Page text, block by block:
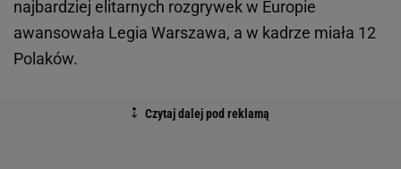
najbardziej elitarnych rozgrywek w Europie
awansowała Legia Warszawa, a w kadrze miała 12
Polaków.